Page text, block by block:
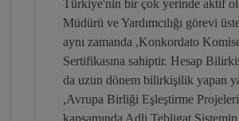
İflas İdaresinin Kararları ve
Türkiye'nin bir çok yerinde aktif
Müdürü ve Yardımcılığı görevi
aynı zamanda ,Konkordato
Sertifikasına sahiptir. Hesap
da uzun dönem bilirkişilik yapan
,Avrupa Birliği Eşleştirme Projeleri
kapsamında Adli Tebligat Sistemin